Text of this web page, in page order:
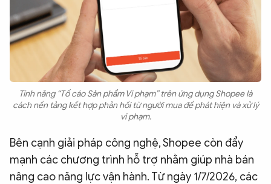
Tính năng “Tố cáo Sản phẩm Vi phạm” trên ứng dụng Shopee là
cách nền tảng kết hợp phản hồi từ người mua để phát hiện và xử lý
vi phạm.
Bên cạnh giải pháp công nghệ, Shopee còn đẩy
mạnh các chương trình hỗ trợ nhằm giúp nhà bán
nâng cao năng lực vận hành. Từ ngày 1/7/2026, các